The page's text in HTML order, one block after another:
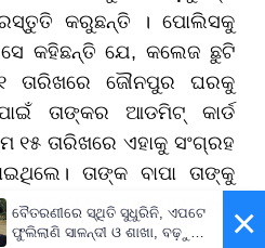
କରୁଛନ୍ତି । ପୋଲିସକୁ
କହିଛନ୍ତି ଯେ, କଲେଜ ଛୁଟି
ତାରିଖରେ ଜୌନପୁର ଘରକୁ
ତାଙ୍କର ଆଡମିଟ୍ କାର୍ଡ
୧୫ ତାରିଖରେ ଏହାକୁ ସଂଗ୍ରହ
ତାଙ୍କ ବାପା ତାଙ୍କୁ
ସୁହେଲଦେବ ଏକ୍ସପ୍ରେସରେ ×
ବୈତରଣୀରେ ସ୍ଥିତି ସୁଧୁରିନି, ଏପଟେ
ଫୁଲିଲାଣି ସାଳନ୍ଦୀ ଓ ଶାଖା, ବଢ଼ୁଛି